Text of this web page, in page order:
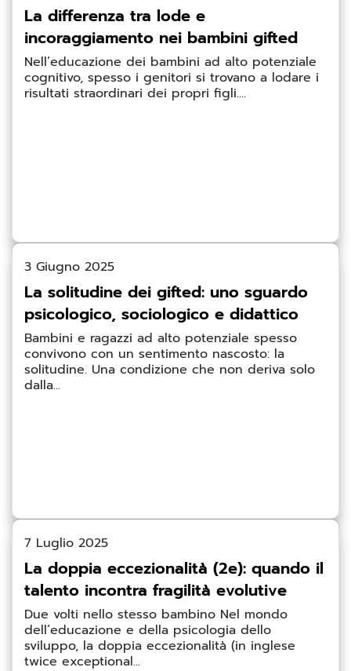
La differenza tra lode e
incoraggiamento nei bambini gifted
Nell’educazione dei bambini ad alto potenziale
cognitivo, spesso i genitori si trovano a lodare i
risultati straordinari dei propri figli....
3 Giugno 2025
La solitudine dei gifted: uno sguardo
psicologico, sociologico e didattico
Bambini e ragazzi ad alto potenziale spesso
convivono con un sentimento nascosto: la
solitudine. Una condizione che non deriva solo
dalla...
7 Luglio 2025
La doppia eccezionalità (2e): quando il
talento incontra fragilità evolutive
Due volti nello stesso bambino Nel mondo
dell’educazione e della psicologia dello
sviluppo, la doppia eccezionalità (in inglese
twice exceptional...